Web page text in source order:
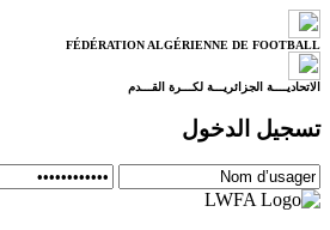
FÉDÉRATION ALGÉRIENNE DE FOOTBALL
الاتحاديــــة الجزائريـــة لكـــرة القـــدم
تسجيل الدخول